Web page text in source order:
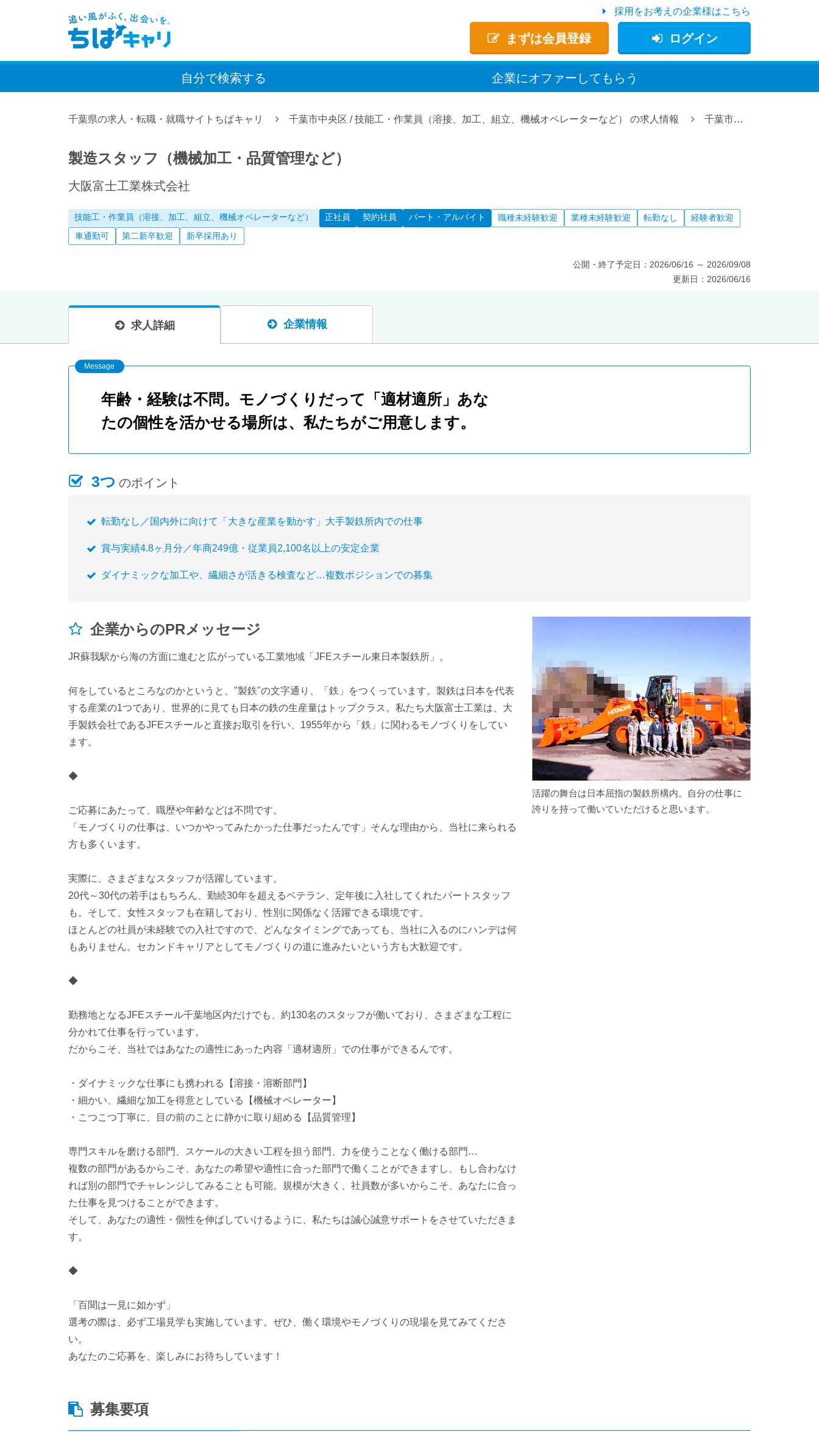
まずは会員登録 ログイン
採用をお考えの企業様はこちら
自分で検索する 企業にオファー してもらう
千葉県の求人・転職・就職サイトちばキャリ 千葉市中央区 /技能工・作業員（溶接、加工、組立、機械オペレーターなど） の求人情報 千葉市中央区の技能工・作業員（溶接、加工、組立、機械オペレーターなど）の求人情報
製造スタッフ（機械加工・品質管理など）
大阪富士工業株式会社
技能工・作業員（溶接、加工、組立、機械オペレーターなど） 正社員 契約社員 パート・アルバイト 職種未経験歓迎 業種未経験歓迎 転勤なし
経験者歓迎
車通勤可
第二新卒歓迎 新卒採用あり
公開・終了予定日： 2026/06/16 ～ 2026/09/08
更新日： 2026/06/16
求人詳細 企業情報
年齢・経験は不問。モノづくりだって「適材適所」あな
たの個性を活かせる場所は、私たちがご用意します。
3つ のポイント
転勤なし／国内外に向けて「大きな産業を動かす」大手製鉄所内での仕事
賞与実績4.8ヶ月分／年商249億・従業員2,100名以上の安定企業
ダイナミックな加工や、繊細さが活きる検査など…複数ポジションでの募集
企業からのPRメッセージ
JR蘇我駅から海の方面に進むと広がっている工業地域「JFEスチール東日本製鉄所」。
何をしているところなのかというと、"製鉄"の文字通り、「鉄」をつくっています。製鉄は日本を代表
する産業の1つであり、世界的に見ても日本の鉄の生産量はトップクラス。私たち大阪富士工業は、大
手製鉄会社であるJFEスチールと直接お取引を行い、1955年から「鉄」に関わるモノづくりをしてい
ます。
◆
ご応募にあたって、職歴や年齢などは不問です。
「モノづくりの仕事は、いつかやってみたかった仕事だったんです」そんな理由から、当社に来られる
方も多くいます。
実際に、さまざまなスタッフが活躍しています。
20代～30代の若手はもちろん、勤続30年を超えるベテラン、定年後に入社してくれたパートスタッフ
も。そして、女性スタッフも在籍しており、性別に関係なく活躍できる環境です。
ほとんどの社員が未経験での入社ですので、どんなタイミングであっても、当社に入るのにハンデは何
もありません。セカンドキャリアとしてモノづくりの道に進みたいという方も大歓迎です。
◆
勤務地となるJFEスチール千葉地区内だけでも、約130名のスタッフが働いており、さまざまな工程に
分かれて仕事を行っています。
だからこそ、当社ではあなたの適性にあった内容「適材適所」での仕事ができるんです。
・ダイナミックな仕事にも携われる【溶接・溶断部門】
・細かい、繊細な加工を得意としている【機械オペレーター】
・こつこつ丁寧に、目の前のことに静かに取り組める【品質管理】
専門スキルを磨ける部門、スケールの大きい工程を担う部門、力を使うことなく働ける部門…
複数の部門があるからこそ、あなたの希望や適性に合った部門で働くことができますし、もし合わなけ
れば別の部門でチャレンジしてみることも可能。規模が大きく、社員数が多いからこそ、あなたに合っ
た仕事を見つけることができます。
そして、あなたの適性・個性を伸ばしていけるように、私たちは誠心誠意サポートをさせていただきま
す。
◆
「百聞は一見に如かず」
選考の際は、必ず工場見学も実施しています。ぜひ、働く環境やモノづくりの現場を見てみてくださ
い。
あなたのご応募を、楽しみにお待ちしています！
活躍の舞台は日本屈指の製鉄所構内。自分の仕事に
誇りを持って働いていただけると思います。
募集要項